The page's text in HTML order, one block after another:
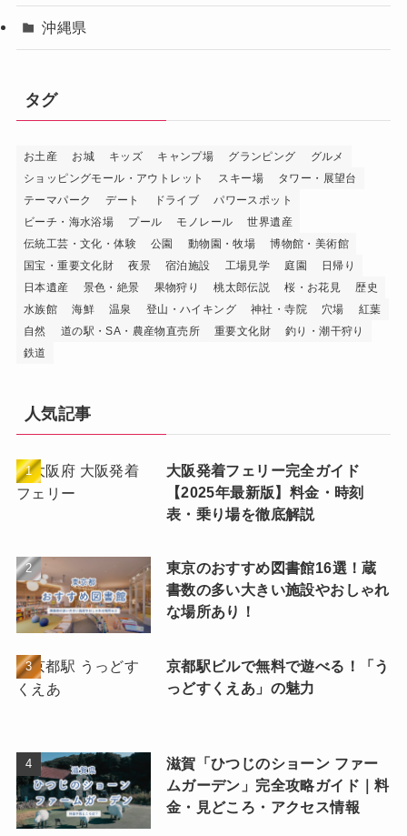
沖縄県
タグ
お土産 お城 キッズ キャンプ場 グランピング
グルメ
ショッピングモール・アウトレット
スキー場
タワー・展望台
テーマパーク
デート ドライブ
パワースポット
ビーチ・海水浴場
プール モノレール
世界遺産
伝統工芸・文化・体験
公園 動物園・牧場
博物館・美術館
国宝・重要文化財
夜景 宿泊施設 工場見学 庭園
日帰り
日本遺産
景色・絶景 果物狩り 桃太郎伝説 桜・お花見
歴史
水族館
海鮮 温泉 登山・ハイキング 神社・寺院 穴場
紅葉
自然
道の駅・SA・農産物直売所 重要文化財
釣り・潮干狩り
鉄道
人気記事
大阪発着フェリー完全ガイド
【2025年最新版】料金・時刻
表・乗り場を徹底解説
東京のおすすめ図書館16選！蔵
書数の多い大きい施設やおしゃれ
な場所あり！
京都駅ビルで無料で遊べる！「う
っどすくえあ」の魅力
滋賀「ひつじのショーン ファー
ムガーデン」完全攻略ガイド｜料
金・見どころ・アクセス情報